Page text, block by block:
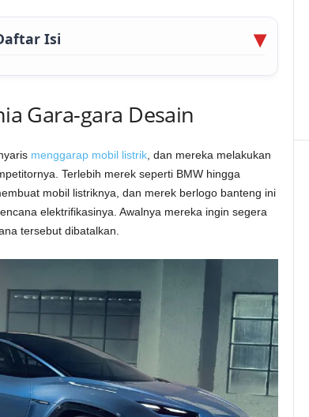
Isi
Gara-gara Desain
menggarap mobil listrik, dan mereka melakukan
Terlebih merek seperti BMW hingga
mobil listriknya, dan merek berlogo banteng ini
elektrifikasinya. Awalnya mereka ingin segera
tersebut dibatalkan.